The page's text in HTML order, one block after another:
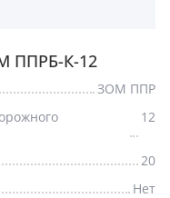
ППРБ-К-12
ЗОМ ППР
12
20
Нет